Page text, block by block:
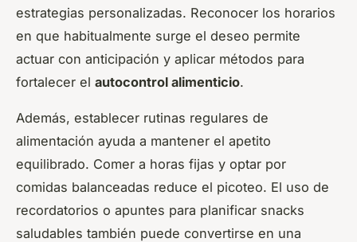
estrategias personalizadas. Reconocer los horarios
en que habitualmente surge el deseo permite
actuar con anticipación y aplicar métodos para
fortalecer el autocontrol alimenticio.
Además, establecer rutinas regulares de
alimentación ayuda a mantener el apetito
equilibrado. Comer a horas fijas y optar por
comidas balanceadas reduce el picoteo. El uso de
recordatorios o apuntes para planificar snacks
saludables también puede convertirse en una